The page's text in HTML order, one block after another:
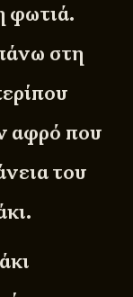
φωτιά.
στη
αφρό που
του